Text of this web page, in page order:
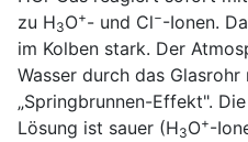
zu H3O+- und Cl−-Ionen.
im Kolben stark. Der
Wasser durch das
„Springbrunnen-Effekt".
Lösung ist sauer (H3O+-